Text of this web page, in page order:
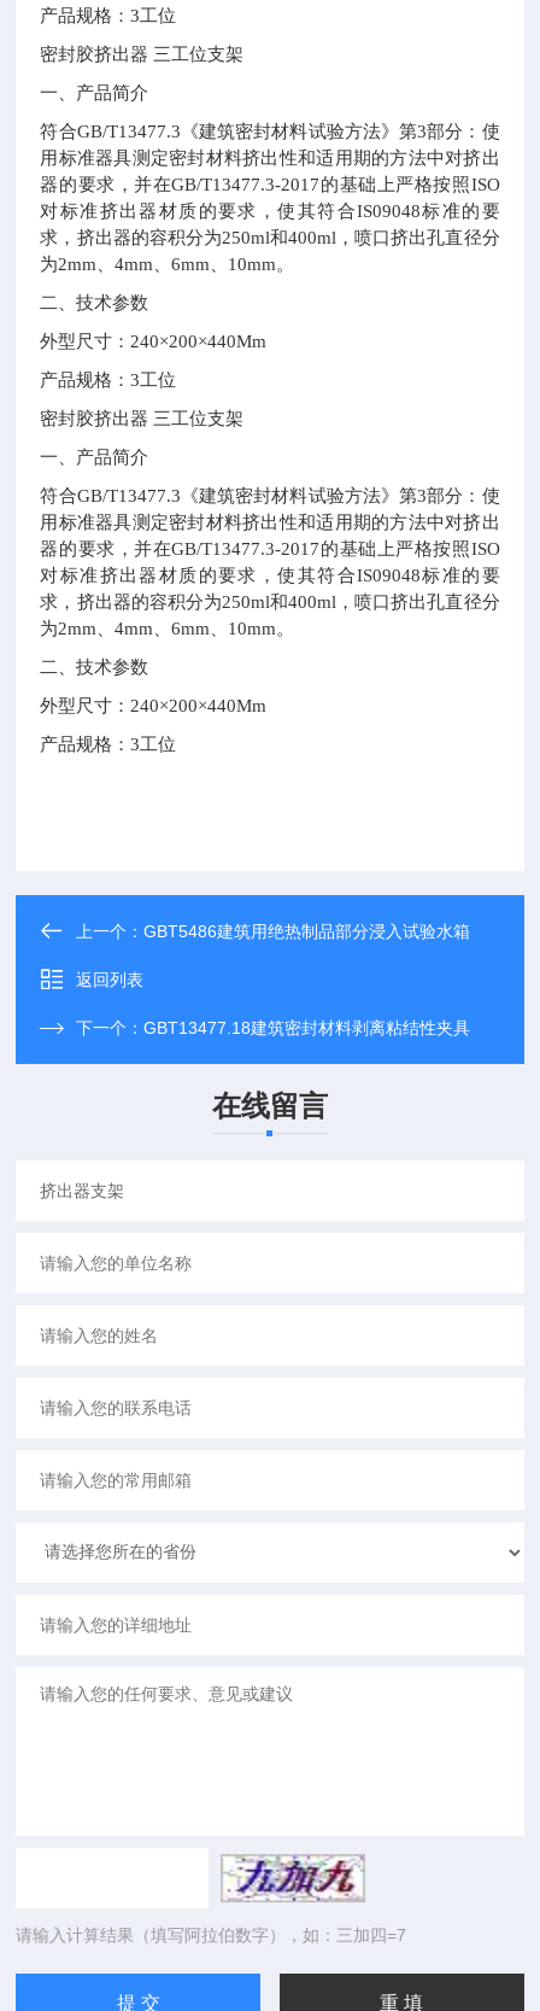
产品规格：3工位
密封胶挤出器 三工位支架
一、产品简介
符合GB/T13477.3 《建筑密封材料试验方法》第3部分：使
用标准器具测定密封材料挤出性和适用期的方法中对挤出
器的要求，并在GB/T13477.3-2017的基础上严格按照ISO
对标准挤出器材质的要求，使其符合IS09048标准的要
求，挤出器的容积分为250ml和400ml ，喷口挤出孔直径分
为2mm 、4mm 、6mm 10mm。
二、技术参数
外型尺寸： 240×200×440Mm
产品规格：3工位
密封胶挤出器 三工位支架
一、产品简介
符合GB/T13477.3 《建筑密封材料试验方法》第3部分：使
用标准器具测定密封材料挤出性和适用期的方法中对挤出
器的要求，并在GB/T13477.3-2017的基础上严格按照ISO
对标准挤出器材质的要求，使其符合IS09048标准的要
求，挤出器的容积分为250ml和400ml ，喷口挤出孔直径分
为2mm 、4mm 、6mm 10mm。
二、技术参数
外型尺寸： 240×200×440Mm
产品规格：3工位
上一个：GBT5486建筑用绝热制品部分浸入试验水箱
返回列表
下一个：GBT13477.18建筑密封材料剥离粘结性夹具
在线留言
请输入计算结果（填写阿拉伯数字），如：三加四=7